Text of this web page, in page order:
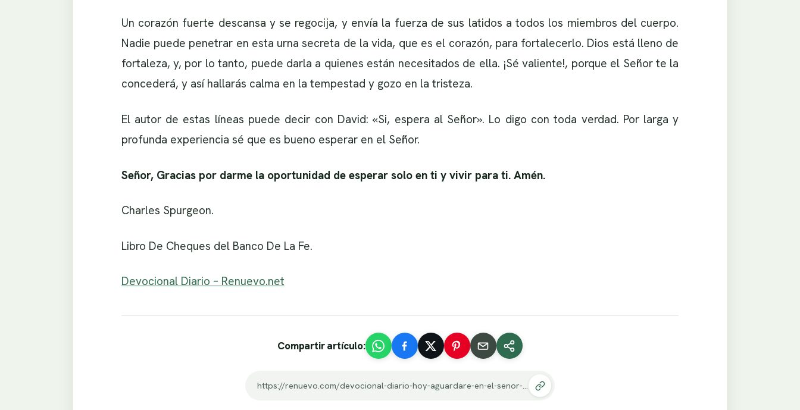
Un corazón fuerte descansa y se regocija, y envía la fuerza de sus latidos a todos los miembros del cuerpo.
Nadie puede penetrar en esta urna secreta de la vida, que es el corazón, para fortalecerlo. Dios está lleno de
fortaleza, y, por lo tanto, puede darla a quienes están necesitados de ella. ¡Sé valiente!, porque el Señor te la
concederá, y así hallarás calma en la tempestad y gozo en la tristeza.
El autor de estas líneas puede decir con David: «Si, espera al Señor». Lo digo con toda verdad. Por larga y
profunda experiencia sé que es bueno esperar en el Señor.
Señor, Gracias por darme la oportunidad de esperar solo en ti y vivir para ti. Amén.
Charles Spurgeon.
Libro De Cheques del Banco De La Fe.
Devocional Diario – Renuevo.net
Compartir artículo:
https://renuevo.com/devocional-diario-hoy-aguardare-en-el-senor-y-me-esforzare.html